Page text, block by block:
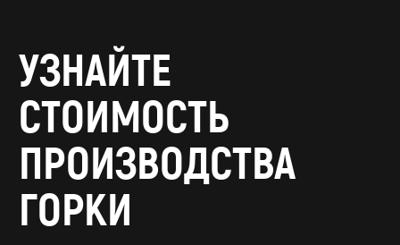
Типовая продукция,
по вопросам дилерства
+7 (930) 691 00 70
OPT@ROSGORKA.RU
+7 (930) 804 00 70